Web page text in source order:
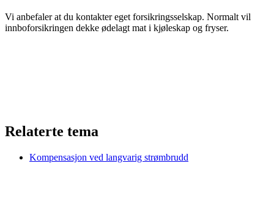
Vi anbefaler at du kontakter eget forsikringsselskap. Normalt vil
innboforsikringen dekke ødelagt mat i kjøleskap og fryser.
Relaterte tema
Kompensasjon ved langvarig strømbrudd